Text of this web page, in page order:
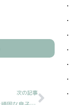
次の記事